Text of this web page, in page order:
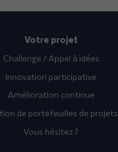
Votre projet
Challenge / Appel à idées
Innovation participative
Amélioration continue
de portefeuilles de projets
Vous hésitez ?